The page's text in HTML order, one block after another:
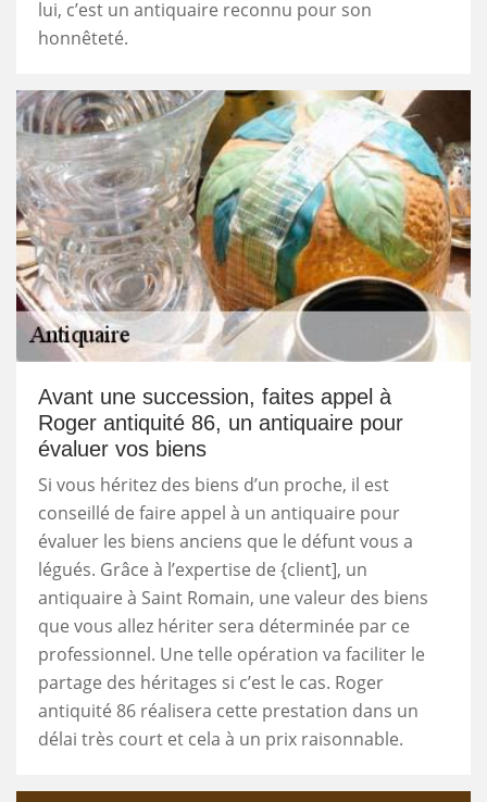
lui, c’est un antiquaire reconnu pour son
honnêteté.
Avant une succession, faites appel à
Roger antiquité 86, un antiquaire pour
évaluer vos biens
Si vous héritez des biens d’un proche, il est
conseillé de faire appel à un antiquaire pour
évaluer les biens anciens que le défunt vous a
légués. Grâce à l’expertise de {client], un
antiquaire à Saint Romain, une valeur des biens
que vous allez hériter sera déterminée par ce
professionnel. Une telle opération va faciliter le
partage des héritages si c’est le cas. Roger
antiquité 86 réalisera cette prestation dans un
délai très court et cela à un prix raisonnable.